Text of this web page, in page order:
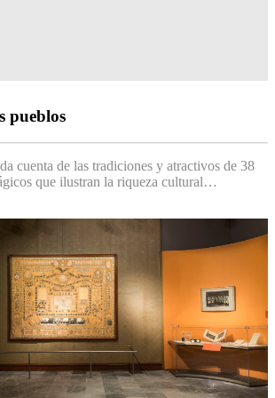
pueblos
cuenta de las tradiciones y atractivos de 38
que ilustran la riqueza cultural…